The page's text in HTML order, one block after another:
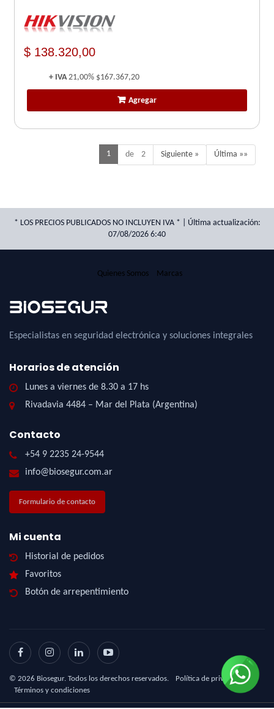
$ 138.320,00
+ IVA21,00% $167.367,20
Agregar
1 de 2 Siguiente » Última »»
* LOS PRECIOS PUBLICADOS NO INCLUYEN IVA * | Última actualización:
07/08/2026 6:40
Quienes Somos Marcas
Especialistas en seguridad electrónica y soluciones integrales
Horarios de atención
Lunes a viernes de 8.30 a 17 hs
Rivadavia 4484 – Mar del Plata (Argentina)
Contacto
+54 9 2235 24-9544
info@biosegur.com.ar
Formulario de contacto
Mi cuenta
Historial de pedidos
Favoritos
Botón de arrepentimiento
© 2026 Biosegur. Todos los derechos reservados. Política de privacidad
|
Términos y condiciones